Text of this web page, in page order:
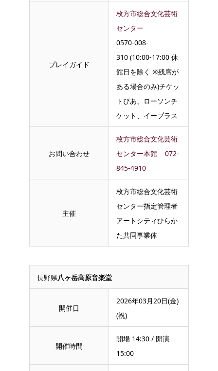
プレイガイド
枚方市総合文化芸術
センター
0570-008-
310 (10:00-17:00 休
館日を除く ※残席が
ある場合のみ)チケッ
トぴあ、ローソンチ
ケット、イープラス
お問い合わせ
枚方市総合文化芸術
センター本館
072-
845-4910
主催
枚方市総合文化芸術
センター指定管理者
アートシティひらか
た共同事業体
長野県八ヶ岳高原音楽堂
開催日
2026年03月20日(金)
(祝)
開催時間
開場 14:30 / 開演
15:00